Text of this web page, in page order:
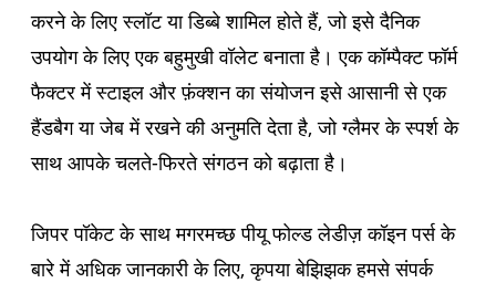
करने के लिए स्लॉट या डिब्बे शामिल होते हैं, जो इसे दैनिक
उपयोग के लिए एक बहुमुखी वॉलेट बनाता है। एक कॉम्पैक्ट फॉर्म
फैक्टर में स्टाइल और फ़ंक्शन का संयोजन इसे आसानी से एक
हैंडबैग या जेब में रखने की अनुमति देता है, जो ग्लैमर के स्पर्श के
साथ आपके चलते-फिरते संगठन को बढ़ाता है।
जिपर पॉकेट के साथ मगरमच्छ पीयू फोल्ड लेडीज़ कॉइन पर्स के
बारे में अधिक जानकारी के लिए, कृपया बेझिझक हमसे संपर्क